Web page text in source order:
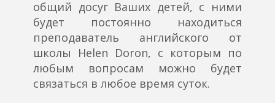
общий досуг Ваших детей, с ними
будет постоянно находиться
преподаватель английского от
школы Helen Doron, с которым по
любым вопросам можно будет
связаться в любое время суток.